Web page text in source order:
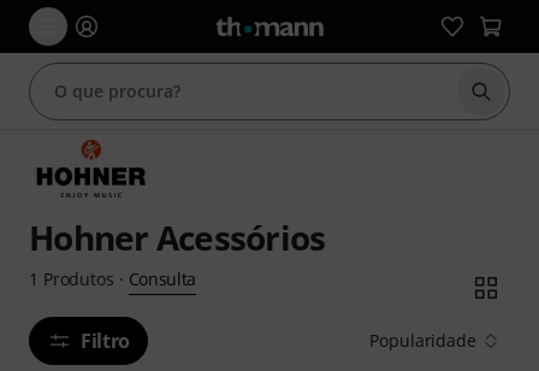
Iniciar
Hohner Acessórios
1 Produtos · Consulta
Filtro Popularidade